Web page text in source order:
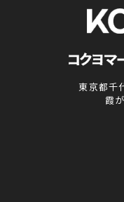
東京都千
霞